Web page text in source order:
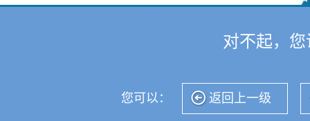
对不起，
您可以： 返回上一级